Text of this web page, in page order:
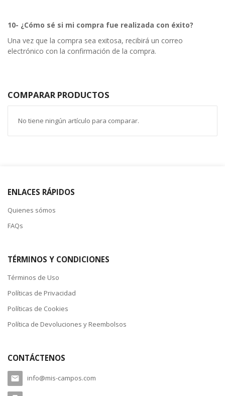
10- ¿Cómo sé si mi compra fue realizada con éxito?
Una vez que la compra sea exitosa, recibirá un correo
electrónico con la confirmación de la compra.
COMPARAR PRODUCTOS
No tiene ningún artículo para comparar.
ENLACES RÁPIDOS
Quienes sómos
FAQs
TÉRMINOS Y CONDICIONES
Términos de Uso
Políticas de Privacidad
Políticas de Cookies
Política de Devoluciones y Reembolsos
CONTÁCTENOS
info@mis-campos.com